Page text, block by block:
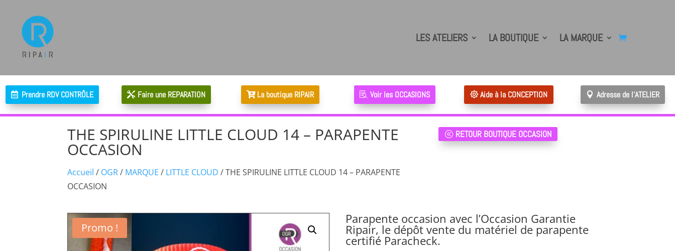
LES ATELIERS LA BOUTIQUE LA MARQUE
Prendre RDV CONTRÔLE Faire une REPARATION La boutique RIPAIR Voir les OCCASIONS Aide à la CONCEPTION Adresse de l'ATELIER
THE SPIRULINE LITTLE CLOUD 14 – PARAPENTE
OCCASION
Accueil / OGR/ MARQUE / LITTLE CLOUD / THE SPIRULINE LITTLE CLOUD 14 – PARAPENTE
OCCASION
RETOUR BOUTIQUE OCCASION
Promo !
Parapente occasion avec l’Occasion Garantie
Ripair, le dépôt vente du matériel de parapente
certifié Paracheck.